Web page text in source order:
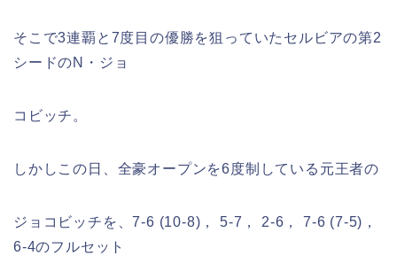
そこで3連覇と7度目の優勝を狙っていたセルビアの第2
シードのN・ジョ
コビッチ。
しかしこの日、全豪オープンを6度制している元王者の
ジョコビッチを、7-6 (10-8)， 5-7， 2-6， 7-6 (7-5)，
6-4のフルセット